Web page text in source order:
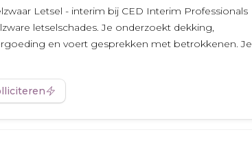
Letsel - interim bij CED Interim Professionals
letselschades. Je onderzoekt dekking,
en voert gesprekken met betrokkenen. Je